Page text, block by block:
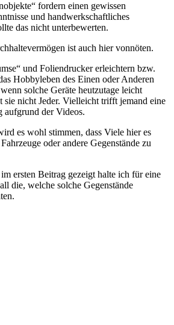
fordern einen gewissen
und handwerkschaftliches
das nicht unterbewerten.
ist auch hier vonnöten.
und Foliendrucker erleichtern bzw.
Hobbyleben des Einen oder Anderen
solche Geräte heutzutage leicht
sie nicht Jeder. Vielleicht trifft jemand eine
aufgrund der Videos.
es wohl stimmen, dass Viele hier es
oder andere Gegenstände zu
ersten Beitrag gezeigt halte ich für eine
die, welche solche Gegenstände